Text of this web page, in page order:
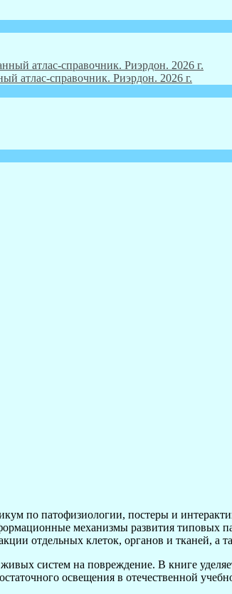
атлас-справочник. Риэрдон. 2026 г.
по патофизиологии, постеры и
механизмы развития типовых
отдельных клеток, органов и тканей, а
систем на повреждение. В книге
освещения в отечественной